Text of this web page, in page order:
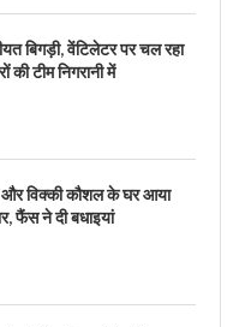
बिगड़ी, वेंटिलेटर पर चल रहा
की टीम निगरानी में
विक्की कौशल के घर आया
फैंस ने दी बधाइयां